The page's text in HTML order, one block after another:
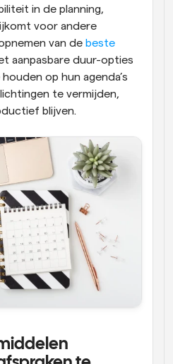
in de planning,
voor andere
van de beste
aanpasbare duur-opties
op hun agenda’s
te vermijden,
blijven.